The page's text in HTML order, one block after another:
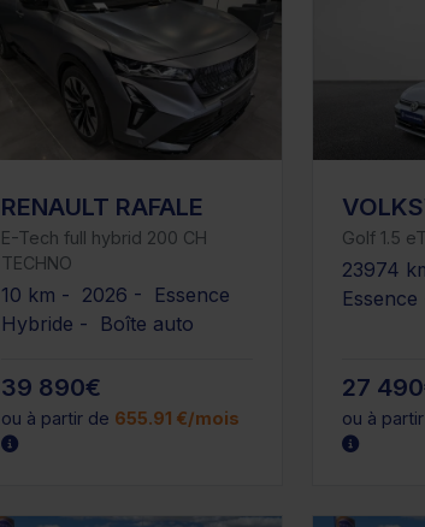
RENAULT RAFALE
E-Tech full hybrid 200 CH
TECHNO
10 km - 2026 - Essence
Hybride - Boîte auto
39 890€
ou à partir de 655.91 €/mois
Golf 1.5
23974
27
ou à